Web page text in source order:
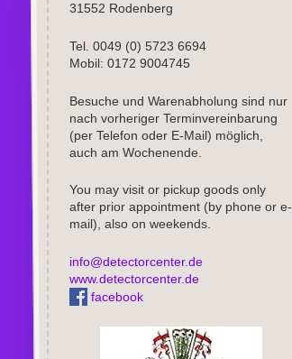
31552 Rodenberg
Tel. 0049 (0) 5723 6694
Mobil: 0172 9004745
Besuche und Warenabholung sind nur
nach vorheriger Terminvereinbarung
(per Telefon oder E-Mail) möglich,
auch am Wochenende.
You may visit or pickup goods only
after prior appointment (by phone or e-
mail), also on weekends.
info@detectorcenter.de
www.detectorcenter.de
facebook